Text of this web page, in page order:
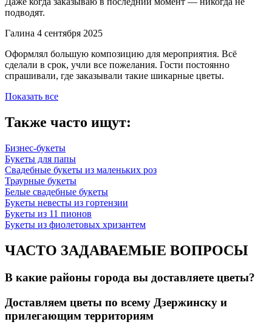
подводят.
Галина 4 сентября 2025
Оформлял большую композицию для мероприятия. Всё
сделали в срок, учли все пожелания. Гости постоянно
спрашивали, где заказывали такие шикарные цветы.
Показать все
Также часто ищут:
Бизнес-букеты
Букеты для папы
Свадебные букеты из маленьких роз
Траурные букеты
Белые свадебные букеты
Букеты невесты из гортензии
Букеты из 11 пионов
Букеты из фиолетовых хризантем
ЧАСТО ЗАДАВАЕМЫЕ ВОПРОСЫ
В какие районы города вы доставляете цветы?
Доставляем цветы по всему Дзержинску и
прилегающим территориям